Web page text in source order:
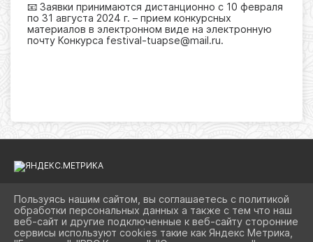
📧 Заявки принимаются дистанционно с 10 февраля
по 31 августа 2024 г. – прием конкурсных
материалов в электронном виде на электронную
почту Конкурса festival-tuapse@mail.ru.
2026 Г. KULTURATUAPSE.RU
ВХОД
КАРТА САЙТА
Пользуясь нашим сайтом, вы соглашаетесь с политикой
обработки персональных данных а также с тем что наш
веб-сайт и другие подключенные к веб-сайту сторонние
сервисы используют cookies такие как Яндекс Метрика,